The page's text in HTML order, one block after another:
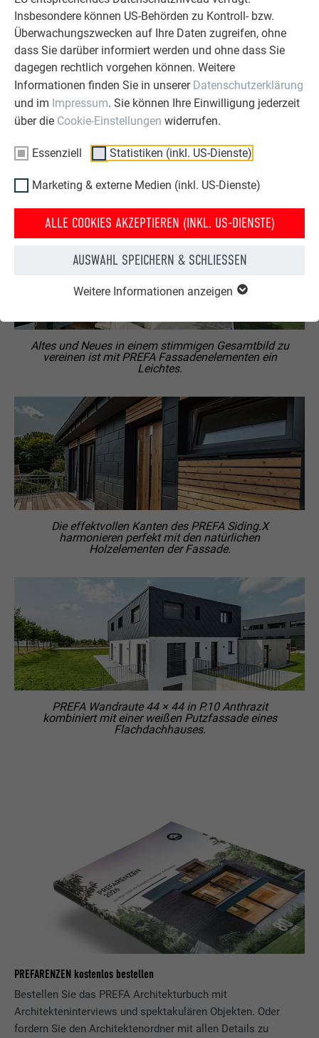
Insbesondere können US-Behörden zu Kontroll- bzw.
Überwachungszwecken auf Ihre Daten zugreifen, ohne
dass Sie darüber informiert werden und ohne dass Sie
dagegen rechtlich vorgehen können. Weitere
Informationen finden Sie in unserer Datenschutzerklärung
und im Impressum. Sie können Ihre Einwilligung jederzeit
über die Cookie-Einstellungen widerrufen.
Essenziell Statistiken (inkl. US-Dienste)
Marketing & externe Medien (inkl. US-Dienste)
ALLE COOKIES AKZEPTIEREN (INKL. US-DIENSTE)
AUSWAHL SPEICHERN & SCHLIESSEN
Weitere Informationen anzeigen
Die Kombination aus Aluminium, Putzfassade und
Holzelementen schafft ein individuelles und
modernes Erscheinungsbild.
Altes und Neues in einem stimmigen Gesamtbild zu
vereinen ist mit PREFA Fassadenelementen ein
Leichtes.
Die effektvollen Kanten des PREFA Siding.X
harmonieren perfekt mit den natürlichen
Holzelementen der Fassade.
PREFA Wandraute 44 × 44 in P.10 Anthrazit
kombiniert mit einer weißen Putzfassade eines
Flachdachhauses.
PREFARENZEN kostenlos bestellen
Bestellen Sie das PREFA Architekturbuch mit
Architekteninterviews und spektakulären Objekten. Oder
fordern Sie den Architektenordner mit allen Details zu